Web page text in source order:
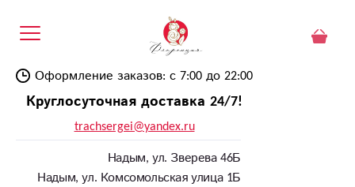
Оформление заказов: с 7:00 до 22:00
Круглосуточная доставка 24/7!
trachsergei@yandex.ru
Надым, ул. Зверева 46Б
Надым, ул. Комсомольская улица 1Б